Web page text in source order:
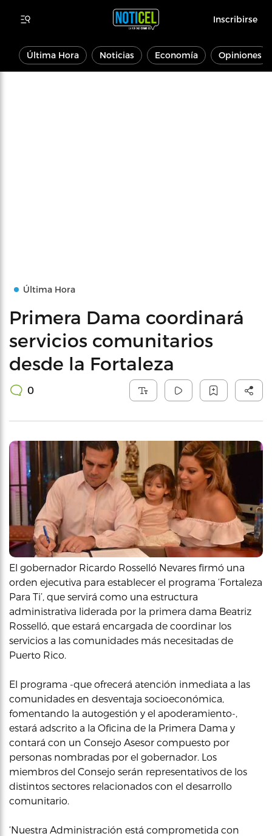
Inscribirse
Última Hora Noticias Economía Opiniones
Última Hora
Primera Dama coordinará
servicios comunitarios
desde la Fortaleza
0
El gobernador Ricardo Rosselló Nevares firmó una
orden ejecutiva para establecer el programa ‘Fortaleza
Para Ti’, que servirá como una estructura
administrativa liderada por la primera dama Beatriz
Rosselló, que estará encargada de coordinar los
servicios a las comunidades más necesitadas de
Puerto Rico.
El programa -que ofrecerá atención inmediata a las
comunidades en desventaja socioeconómica,
fomentando la autogestión y el apoderamiento-,
estará adscrito a la Oficina de la Primera Dama y
contará con un Consejo Asesor compuesto por
personas nombradas por el gobernador. Los
miembros del Consejo serán representativos de los
distintos sectores relacionados con el desarrollo
comunitario.
‘Nuestra Administración está comprometida con